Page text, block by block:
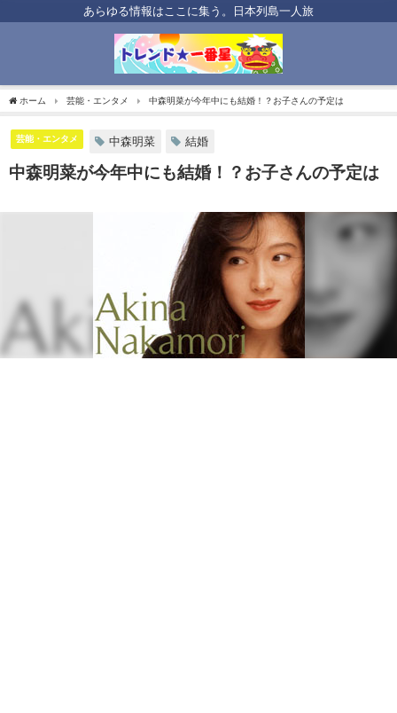
あらゆる情報はここに集う。日本列島一人旅
ホーム 芸能・エンタメ 中森明菜が今年中にも結婚！？お子さんの予定は
芸能・エンタメ 中森明菜 結婚
中森明菜が今年中にも結婚！？お子さんの予定は